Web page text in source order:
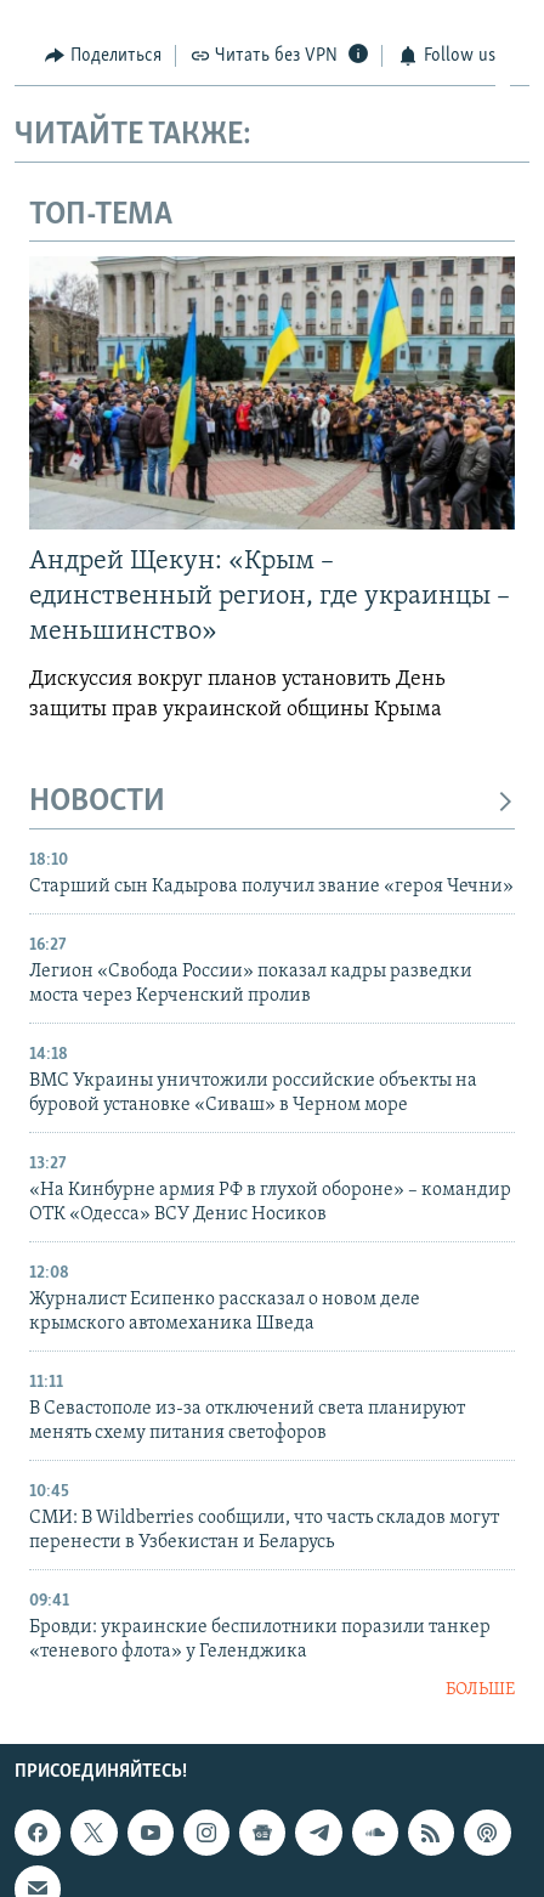
Поделиться Читать без VPN Follow us
ЧИТАЙТЕ ТАКЖЕ:
ТОП-ТЕМА
Андрей Щекун: «Крым –
единственный регион, где украинцы –
меньшинство»
Дискуссия вокруг планов установить День
защиты прав украинской общины Крыма
НОВОСТИ
18:10
Старший сын Кадырова получил звание «героя Чечни»
16:27
Легион «Свобода России» показал кадры разведки
моста через Керченский пролив
14:18
ВМС Украины уничтожили российские объекты на
буровой установке «Сиваш» в Черном море
13:27
«На Кинбурне армия РФ в глухой обороне» – командир
ОТК «Одесса» ВСУ Денис Носиков
12:08
Журналист Есипенко рассказал о новом деле
крымского автомеханика Шведа
11:11
В Севастополе из-за отключений света планируют
менять схему питания светофоров
10:45
СМИ: В Wildberries сообщили, что часть складов могут
перенести в Узбекистан и Беларусь
09:41
Бровди: украинские беспилотники поразили танкер
«теневого флота» у Геленджика
БОЛЬШЕ
ПРИСОЕДИНЯЙТЕСЬ!